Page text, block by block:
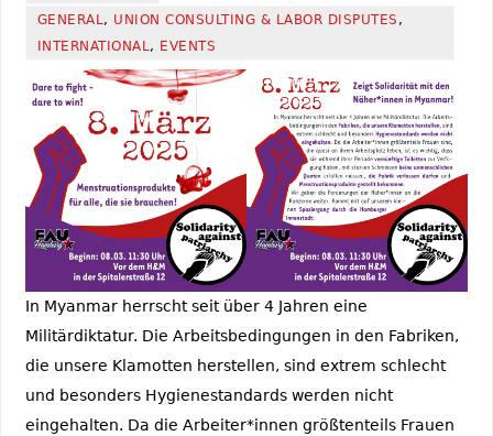
GENERAL, UNION CONSULTING & LABOR DISPUTES ,
INTERNATIONAL, EVENTS
In Myanmar herrscht seit über 4 Jahren eine
Militärdiktatur. Die Arbeits­bedingungen in den Fabriken,
die unsere Klamotten herstellen, sind extrem schlecht
und besonders Hygienestandards werden nicht
eingehalten. Da die Arbeiter*innen größtenteils Frauen